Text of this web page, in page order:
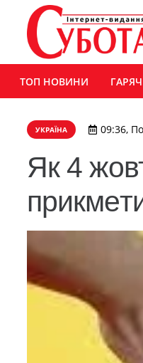
ТОП НОВИНИ
УКРАЇНА 09:36,
Як 4